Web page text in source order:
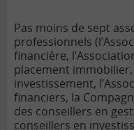
Pas moins de sept
professionnels
financière,
placement
investissement,
financiers, la
des conseillers en
conseillers en